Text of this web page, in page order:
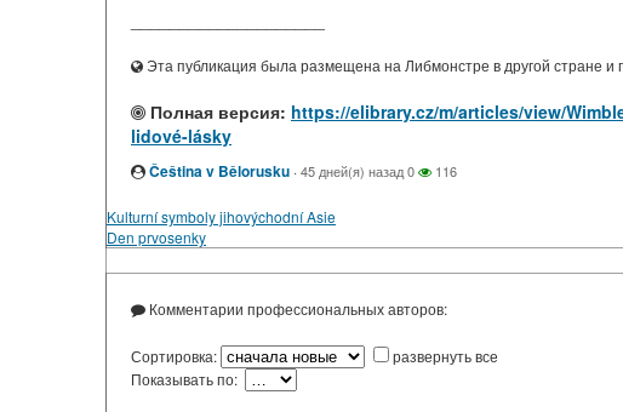
Эта публикация была размещена на Либмонстре в другой стране и
Полная версия: https://elibrary.cz/m/articles/view/
lidové-lásky
Čeština v Bělorusku ·45 дней(я) назад0 116
Kulturní symboly jihovýchodní Asie
Den prvosenky
Комментарии профессиональных авторов:
Сортировка:
развернуть все
Показывать по: